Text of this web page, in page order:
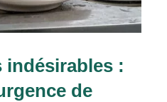
indésirables :
de